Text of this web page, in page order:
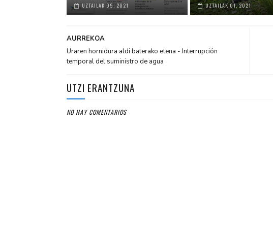
UZTAILAK 09, 2021 UZTAILAK 01, 2021
AURREKOA
Uraren hornidura aldi baterako etena - Interrupción
temporal del suministro de agua
UTZI ERANTZUNA
NO HAY COMENTARIOS